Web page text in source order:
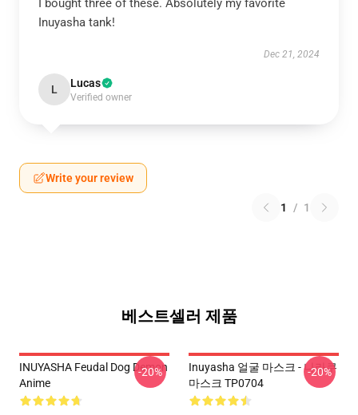
I bought three of these. Absolutely my favorite
Inuyasha tank!
Dec 21, 2024
L Lucas
Verified owner
Write your review
1 / 1
베스트셀러 제품
INUYASHA Feudal Dog Demon
Anime
-20%
Inuyasha 얼굴 마스크 - 나라쿠
마스크 TP0704
-20%